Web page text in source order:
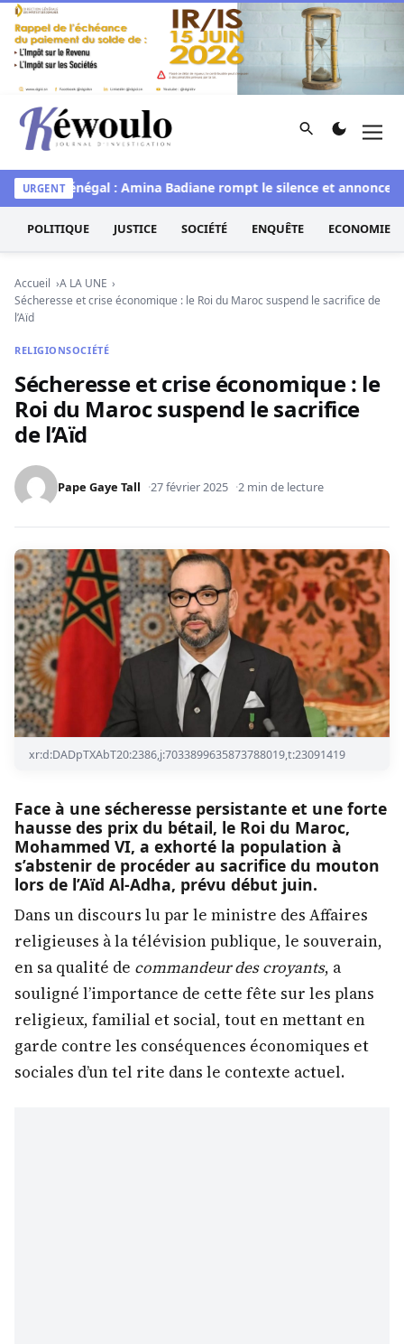
Aller au contenu
Kéwoulo, le premier site d'information et d'investigation
Rechercher
URGENT
Miss Sénégal : Amina Badiane rompt le silence et annonce
POLITIQUE JUSTICE SOCIÉTÉ ENQUÊTE ECONOMIE
Accueil
A LA UNE
Sécheresse et crise économique : le Roi du Maroc suspend le sacrifice de
l’Aïd
RELIGIONSOCIÉTÉ
Sécheresse et crise économique : le
Roi du Maroc suspend le sacrifice
de l’Aïd
Pape Gaye Tall 27 février 2025 2 min de lecture
xr:d:DADpTXAbT20:2386,j:7033899635873788019,t:23091419
Face à une sécheresse persistante et une forte
hausse des prix du bétail, le Roi du Maroc,
Mohammed VI, a exhorté la population à
s’abstenir de procéder au sacrifice du mouton
lors de l’Aïd Al-Adha, prévu début juin.
Dans un discours lu par le ministre des Affaires
religieuses à la télévision publique, le souverain,
en sa qualité de commandeur des croyants, a
souligné l’importance de cette fête sur les plans
religieux, familial et social, tout en mettant en
garde contre les conséquences économiques et
sociales d’un tel rite dans le contexte actuel.